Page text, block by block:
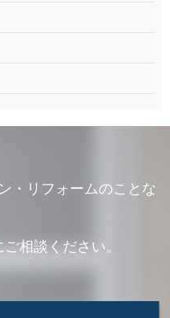
・リフォームのことな
相談ください。